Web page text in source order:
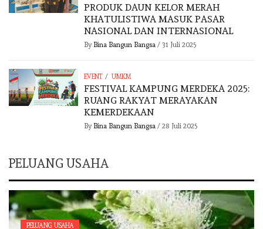
PRODUK DAUN KELOR MERAH
KHATULISTIWA MASUK PASAR
NASIONAL DAN INTERNASIONAL
By Bina Bangun Bangsa/ 31 Juli 2025
EVENT / UMKM
FESTIVAL KAMPUNG MERDEKA 2025:
RUANG RAKYAT MERAYAKAN
KEMERDEKAAN
By Bina Bangun Bangsa/ 28 Juli 2025
PELUANG USAHA
PELUANG USAHA